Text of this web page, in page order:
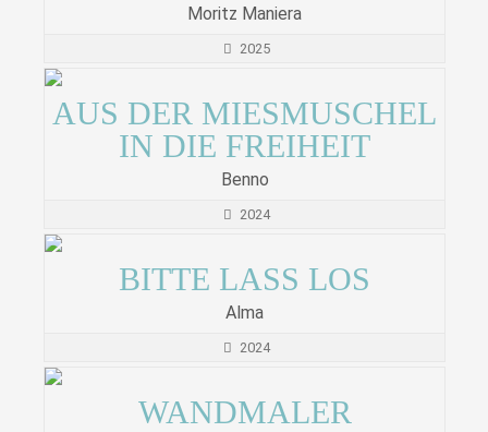
Moritz Maniera
2025
AUS DER MIESMUSCHEL
IN DIE FREIHEIT
Benno
2024
BITTE LASS LOS
Alma
2024
WANDMALER